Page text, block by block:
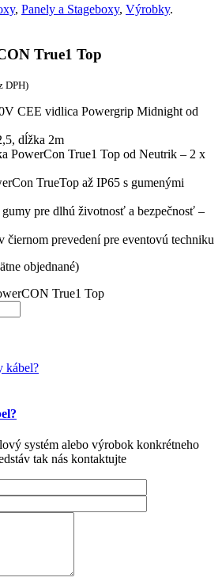
, Panely a Stageboxy, Výrobky.
True1 Top
DPH)
CEE vidlica Powergrip Midnight od
dĺžka 2m
PowerCon True1 Top od Neutrik – 2 x
TrueTop až IP65 s gumenými
pre dlhú životnosť a bezpečnosť –
čiernom prevedení pre eventovú techniku
objednané)
True1 Top
kábel?
systém alebo výrobok konkrétneho
tak nás kontaktujte